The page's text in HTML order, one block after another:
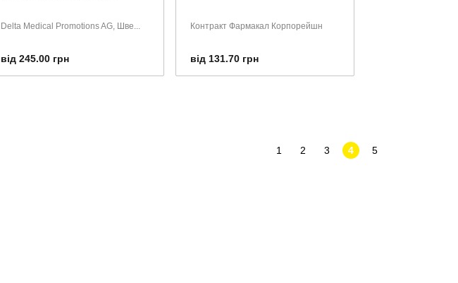
Delta Medical Promotions AG, Шве...
від 245.00 грн
Контракт Фармакал Корпорейшн
від 131.70 грн
1 2 3 4 5